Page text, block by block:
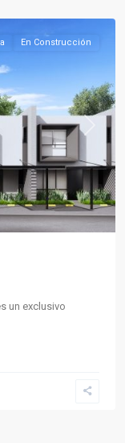
En Construcción
un exclusivo